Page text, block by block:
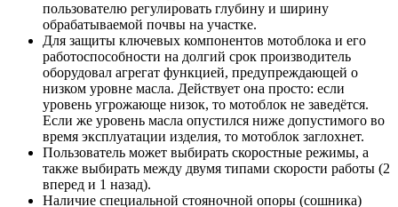
пользователю регулировать глубину и ширину
обрабатываемой почвы на участке.
Для защиты ключевых компонентов мотоблока и его
работоспособности на долгий срок производитель
оборудовал агрегат функцией, предупреждающей о
низком уровне масла. Действует она просто: если
уровень угрожающе низок, то мотоблок не заведётся.
Если же уровень масла опустился ниже допустимого во
время эксплуатации изделия, то мотоблок заглохнет.
Пользователь может выбирать скоростные режимы, а
также выбирать между двумя типами скорости работы (2
вперед и 1 назад).
Наличие специальной стояночной опоры (сошника)